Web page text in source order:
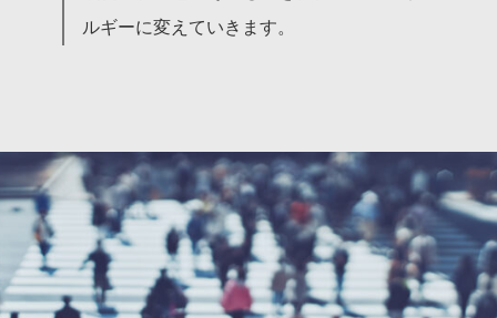
ルギーに変えていきます。